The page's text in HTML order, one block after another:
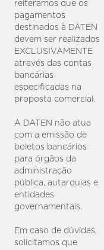
reiteramos que os
pagamentos
destinados à DATEN
devem ser realizados
EXCLUSIVAMENTE
através das contas
bancárias
especificadas na
proposta comercial.
A DATEN não atua
com a emissão de
boletos bancários
para órgãos da
administração
pública, autarquias e
entidades
governamentais.
Em caso de dúvidas,
solicitamos que
e Desempenho
espaço em
Intel® de 12ª e 13ª
Hyper-Threading, nossa
ocupando menos
ponta para seu
SAIBA MAIS